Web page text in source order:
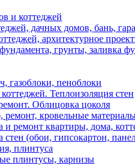
и коттеджей
дачных домов, бань,
архитектурное
грунты, заливка
газоблоки, пеноблоки
Теплоизоляция стен
Облицовка цоколя
ремонт, кровельные
и ремонт квартиры, дома,
стен (обои, гипсокартон,
плинтуса
плинтусы, карнизы